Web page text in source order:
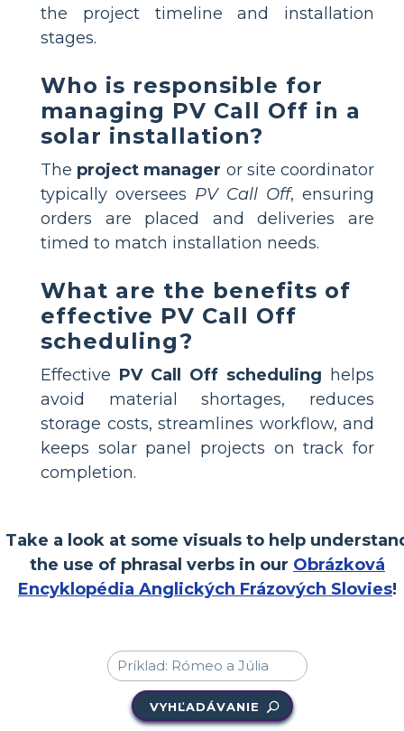
the project timeline and installation
stages.
Who is responsible for
managing PV Call Off in a
solar installation?
The project manager or site coordinator
typically oversees PV Call Off, ensuring
orders are placed and deliveries are
timed to match installation needs.
What are the benefits of
effective PV Call Off
scheduling?
Effective PV Call Off scheduling helps
avoid material shortages, reduces
storage costs, streamlines workflow, and
keeps solar panel projects on track for
completion.
Take a look at some visuals to help
the use of phrasal verbs in our Obrázková
Encyklopédia Anglických Frázových Slovies!
VYHĽADÁVANIE